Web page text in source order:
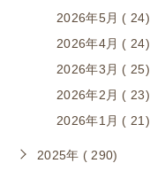
2026年5月 ( 24)
2026年4月 ( 24)
2026年3月 ( 25)
2026年2月 ( 23)
2026年1月 ( 21)
2025年 ( 290)